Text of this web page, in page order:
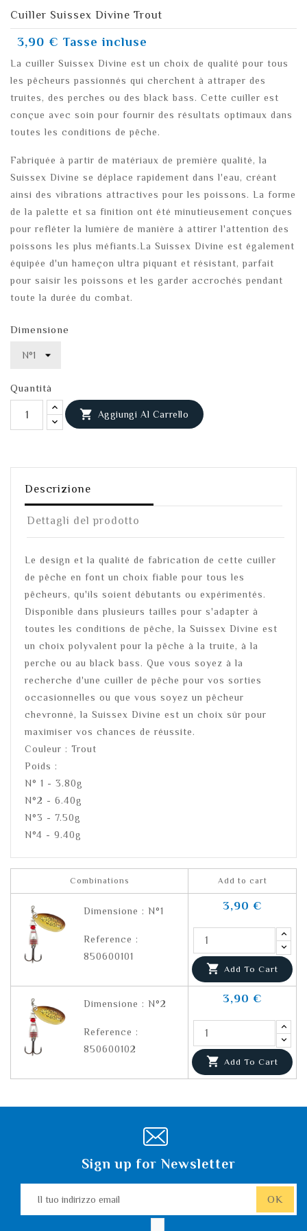
Cuiller Suissex Divine Trout
3,90 € Tasse incluse
La cuiller Suissex Divine est un choix de qualité pour tous
les pêcheurs passionnés qui cherchent à attraper des
truites, des perches ou des black bass. Cette cuiller est
conçue avec soin pour fournir des résultats optimaux dans
toutes les conditions de pêche.
Fabriquée à partir de matériaux de première qualité, la
Suissex Divine se déplace rapidement dans l'eau, créant
ainsi des vibrations attractives pour les poissons. La forme
de la palette et sa finition ont été minutieusement conçues
pour refléter la lumière de manière à attirer l'attention des
poissons les plus méfiants.La Suissex Divine est également
équipée d'un hameçon ultra piquant et résistant, parfait
pour saisir les poissons et les garder accrochés pendant
toute la durée du combat.
Dimensione
Quantità
 Aggiungi Al Carrello
Descrizione
Dettagli del prodotto
Le design et la qualité de fabrication de cette cuiller
de pêche en font un choix fiable pour tous les
pêcheurs, qu'ils soient débutants ou expérimentés.
Disponible dans plusieurs tailles pour s'adapter à
toutes les conditions de pêche, la Suissex Divine est
un choix polyvalent pour la pêche à la truite, à la
perche ou au black bass. Que vous soyez à la
recherche d'une cuiller de pêche pour vos sorties
occasionnelles ou que vous soyez un pêcheur
chevronné, la Suissex Divine est un choix sûr pour
maximiser vos chances de réussite.
Couleur : Trout
Poids :
N° 1 - 3.80g
N°2 - 6.40g
N°3 - 7.50g
N°4 - 9.40g
Combinations Add to cart
Dimensione : N°1
Reference :
850600101
3,90 €
 Add To Cart
Dimensione : N°2
Reference :
850600102
3,90 €
 Add To Cart
Sign up for Newsletter